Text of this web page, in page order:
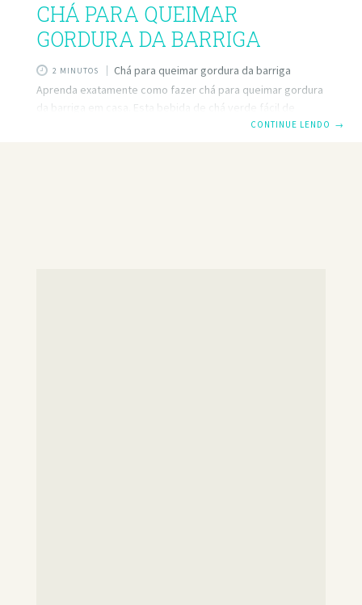
CHÁ PARA QUEIMAR
GORDURA DA BARRIGA
2 MINUTOS
Chá para queimar gordura da barriga
Aprenda exatamente como fazer chá para queimar gordura
da barriga em casa. Esta bebida de chá verde fácil de
queimar gordura é comprovadamente eficaz e segura para
CONTINUE LENDO →